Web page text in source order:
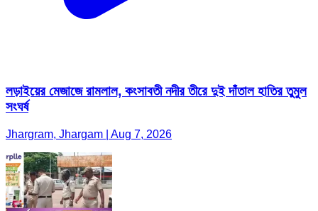
লড়াইয়ের মেজাজে রামলাল, কংসাবতী নদীর তীরে দুই দাঁতাল হাতির তুমুল
সংঘর্ষ
Jhargram, Jhargam | Aug 7, 2026